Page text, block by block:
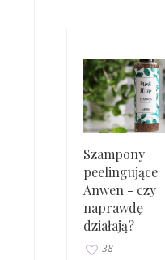
Szampony
peelingujące
Anwen - czy
naprawdę
działają?
38